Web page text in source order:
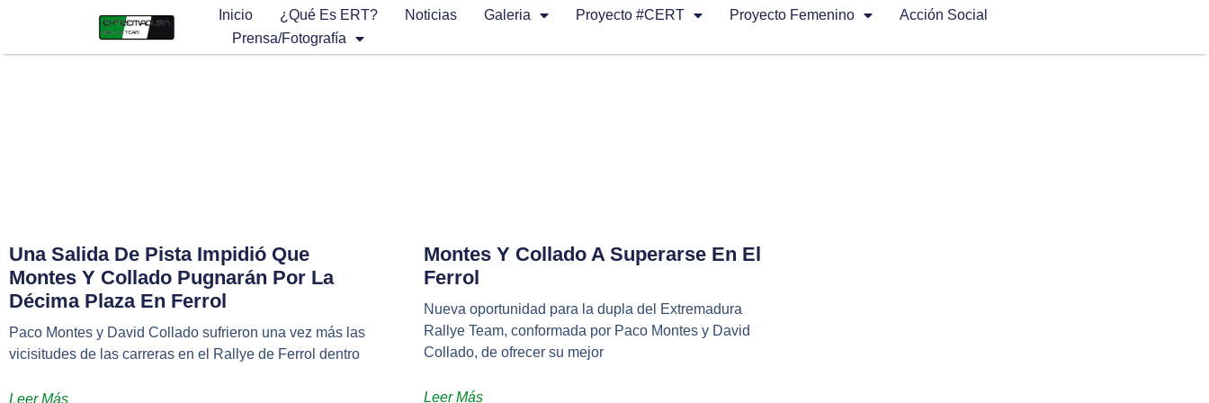
Inicio ¿Qué Es ERT? Noticias Galeria Proyecto #CERT Proyecto Femenino
Acción Social
Prensa/Fotografía
Una Salida De Pista Impidió Que
Montes Y Collado Pugnarán Por La
Décima Plaza En Ferrol
Paco Montes y David Collado sufrieron una vez más las
vicisitudes de las carreras en el Rallye de Ferrol dentro
Leer Más
Montes Y Collado A Superarse En El
Ferrol
Nueva oportunidad para la dupla del Extremadura
Rallye Team, conformada por Paco Montes y David
Collado, de ofrecer su mejor
Leer Más